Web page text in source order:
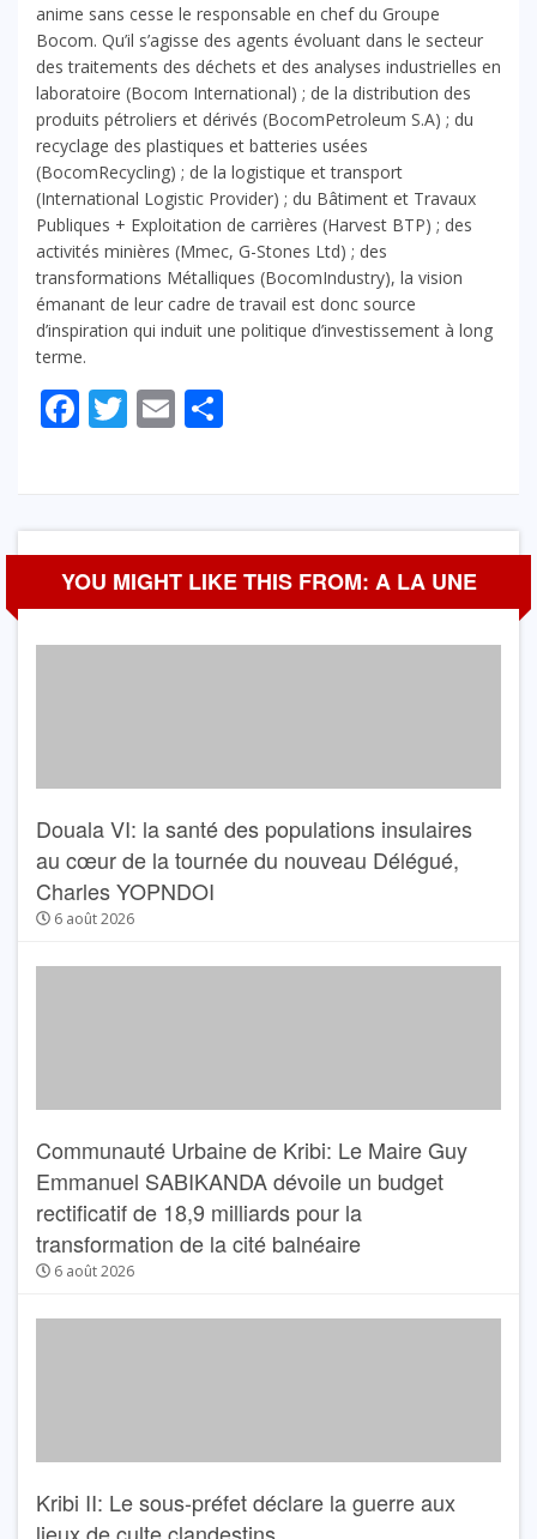
anime sans cesse le responsable en chef du Groupe
Bocom. Qu’il s’agisse des agents évoluant dans le secteur
des traitements des déchets et des analyses industrielles en
laboratoire (Bocom International) ; de la distribution des
produits pétroliers et dérivés (BocomPetroleum S.A) ; du
recyclage des plastiques et batteries usées
(BocomRecycling) ; de la logistique et transport
(International Logistic Provider) ; du Bâtiment et Travaux
Publiques + Exploitation de carrières (Harvest BTP) ; des
activités minières (Mmec, G-Stones Ltd) ; des
transformations Métalliques (BocomIndustry), la vision
émanant de leur cadre de travail est donc source
d’inspiration qui induit une politique d’investissement à long
terme.
Facebook
Twitter
Email
YOU MIGHT LIKE THIS FROM: A LA UNE
Douala VI: la santé des populations insulaires
au cœur de la tournée du nouveau Délégué,
Charles YOPNDOI
6 août 2026
Communauté Urbaine de Kribi: Le Maire Guy
Emmanuel SABIKANDA dévoile un budget
rectificatif de 18,9 milliards pour la
transformation de la cité balnéaire
6 août 2026
Kribi II: Le sous-préfet déclare la guerre aux
lieux de culte clandestins